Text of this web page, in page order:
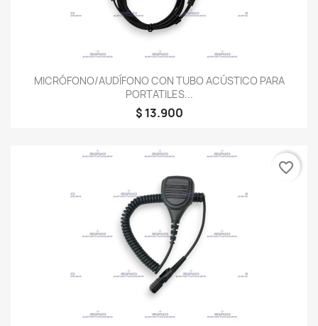
MICRÓFONO/AUDÍFONO CON TUBO ACÚSTICO PARA
PORTATILES...
$ 13.900
favorite_border